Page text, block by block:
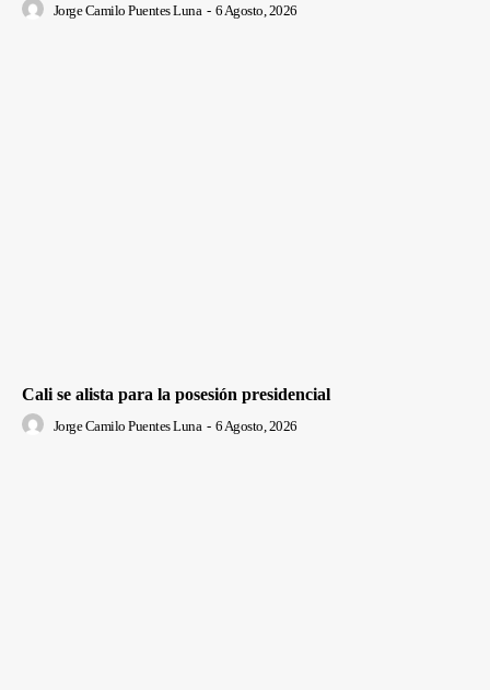
Jorge Camilo Puentes Luna - 6 Agosto, 2026
Cali se alista para la posesión presidencial
Jorge Camilo Puentes Luna - 6 Agosto, 2026